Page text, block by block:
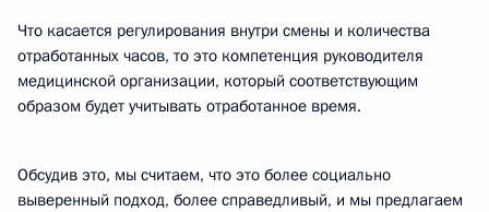
Что касается регулирования внутри смены и количества
отработанных часов, то это компетенция руководителя
медицинской организации, который соответствующим
образом будет учитывать отработанное время.
Обсудив это, мы считаем, что это более социально
выверенный подход, более справедливый, и мы предлагаем